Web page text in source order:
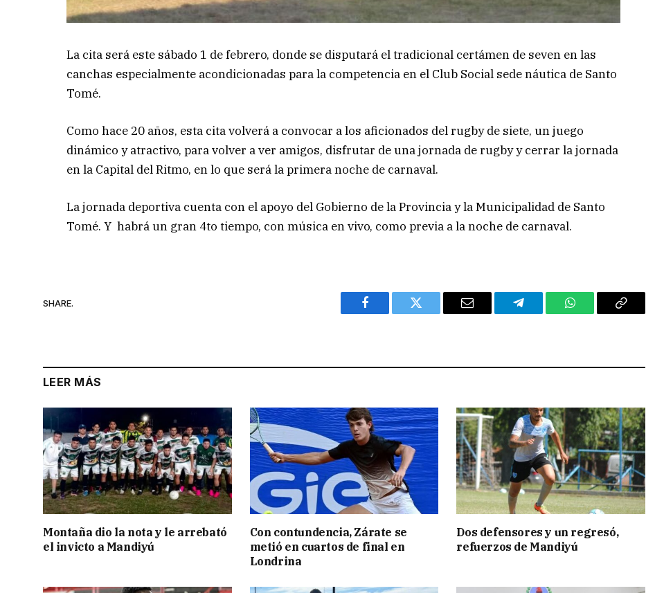
La cita será este sábado 1 de febrero, donde se disputará el tradicional certámen de seven en las
canchas especialmente acondicionadas para la competencia en el Club Social sede náutica de Santo
Tomé.
Como hace 20 años, esta cita volverá a convocar a los aficionados del rugby de siete, un juego
dinámico y atractivo, para volver a ver amigos, disfrutar de una jornada de rugby y cerrar la jornada
en la Capital del Ritmo, en lo que será la primera noche de carnaval.
La jornada deportiva cuenta con el apoyo del Gobierno de la Provincia y la Municipalidad de Santo
Tomé. Y habrá un gran 4to tiempo, con música en vivo, como previa a la noche de carnaval.
SHARE.
Facebook Twitter Email Telegram WhatsAppCopy
LEER MÁS
Montaña dio la nota y le arrebató
el invicto a Mandiyú
Con contundencia, Zárate se
metió en cuartos de final en
Londrina
Dos defensores y un regresó,
refuerzos de Mandiyú